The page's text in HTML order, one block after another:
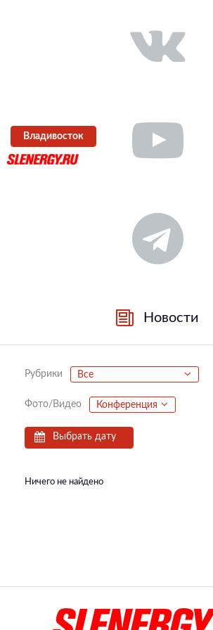
Владивосток
Новости
Рубрики Все
Фото/Видео Конференция
Выбрать дату
Ничего не найдено